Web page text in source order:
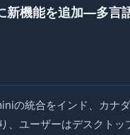
機能を追加—多言
の統合をインド、カナ
、ユーザーはデスクト